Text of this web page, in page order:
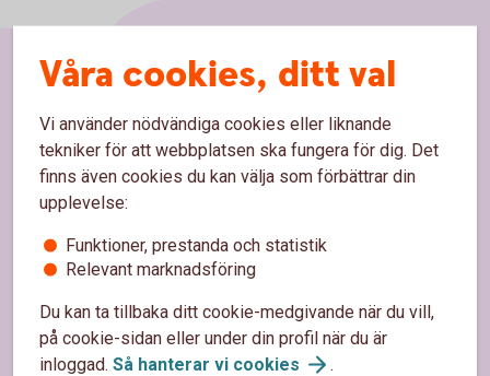
Våra cookies, ditt val
Vi använder nödvändiga cookies eller liknande
tekniker för att webbplatsen ska fungera för dig. Det
finns även cookies du kan välja som förbättrar din
upplevelse:
Funktioner, prestanda och statistik
Relevant marknadsföring
Du kan ta tillbaka ditt cookie-medgivande när du vill,
på cookie-sidan eller under din profil när du är
inloggad. Så hanterar vi cookies .
Sidfot
Hitta snabbt
Kundservice
Spärrhjälp
Mobilt BankID
Bli kund